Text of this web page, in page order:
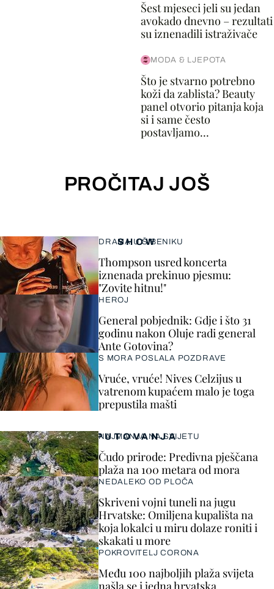
Šest mjeseci jeli su jedan
avokado dnevno – rezultati
su iznenadili istraživače
MODA & LJEPOTA
Što je stvarno potrebno
koži da zablista? Beauty
panel otvorio pitanja koja
si i same često
postavljamo...
PROČITAJ JOŠ
SHOW
DRAMA U ŠIBENIKU
Thompson usred koncerta
iznenada prekinuo pjesmu:
"Zovite hitnu!"
HEROJ
General pobjednik: Gdje i što 31
godinu nakon Oluje radi general
Ante Gotovina?
S MORA POSLALA POZDRAVE
Vruće, vruće! Nives Celzijus u
vatrenom kupaćem malo je toga
prepustila mašti
PUTOVANJA
NAJMANJA NA SVIJETU
Čudo prirode: Predivna pješčana
plaža na 100 metara od mora
NEDALEKO OD PLOČA
Skriveni vojni tuneli na jugu
Hrvatske: Omiljena kupališta na
koja lokalci u miru dolaze roniti i
skakati u more
POKROVITELJ CORONA
Među 100 najboljih plaža svijeta
našla se i jedna hrvatska